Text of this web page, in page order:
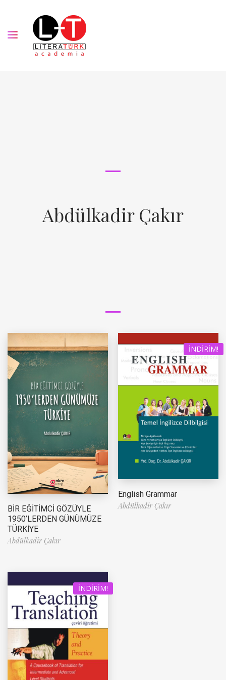
Abdülkadir Çakır
BİR EĞİTİMCİ GÖZÜYLE
1950’LERDEN GÜNÜMÜZE
TÜRKİYE
Abdülkadir Çakır
İNDIRIM!
English Grammar
Abdülkadir Çakır
İNDIRIM!